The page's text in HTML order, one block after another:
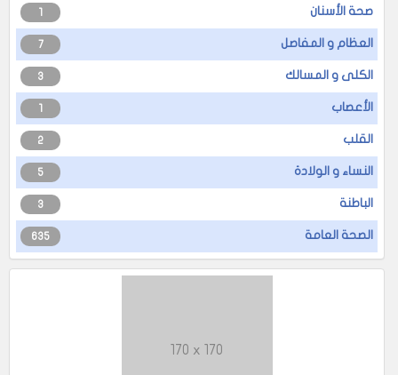
صحة الأسنان 1
العظام و المفاصل 7
الكلى و المسالك 3
الأعصاب 1
القلب 2
النساء و الولادة 5
الباطنة 3
الصحة العامة 635
170 x 170